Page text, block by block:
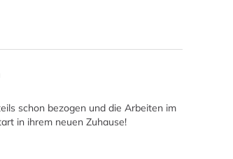
schon bezogen und die Arbeiten im
in ihrem neuen Zuhause!